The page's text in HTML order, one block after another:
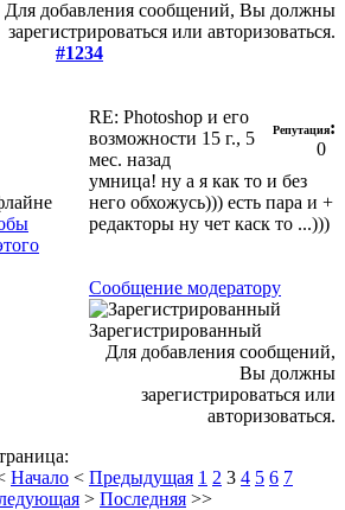
Для добавления сообщений, Вы должны
зарегистрироваться или авторизоваться.
#1234
RE: Photoshop и его
возможности 15 г., 5
мес. назад
Репутация:
0
умница! ну а я как то и без
него обхожусь))) есть пара и +
редакторы ну чет каск то ...)))
Сообщение модератору
Зарегистрированный
Для добавления сообщений,
Вы должны
зарегистрироваться или
авторизоваться.
Начало < Предыдущая 1 2 3 4 5 6 7
> Последняя >>